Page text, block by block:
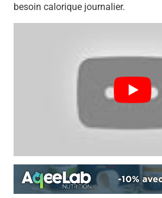
besoin calorique journalier.